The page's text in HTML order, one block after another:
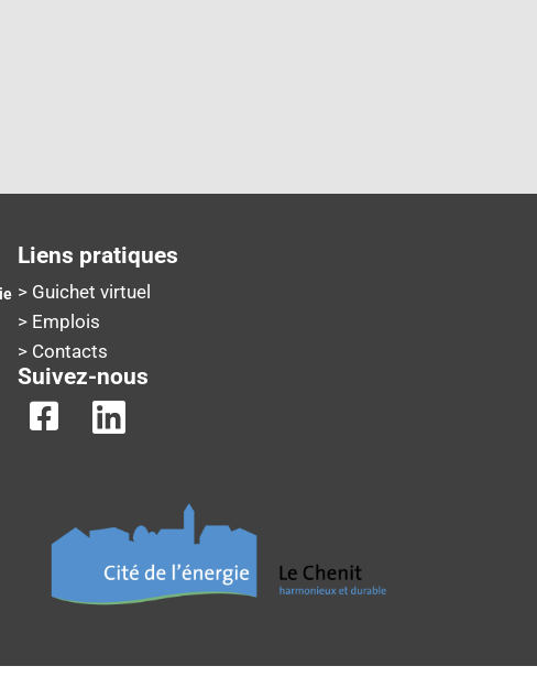
Liens pratiques
> Guichet virtuel
> Emplois
> Contacts
Suivez-nous